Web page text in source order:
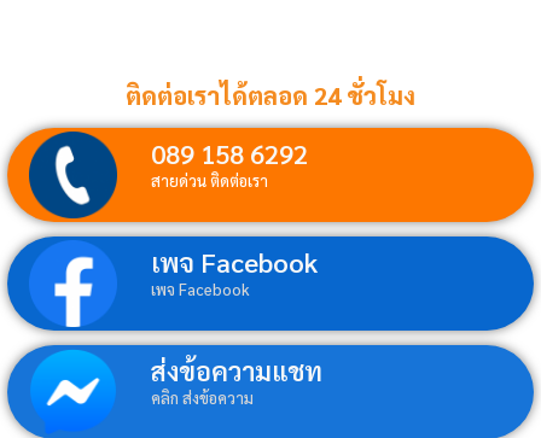
ติดต่อเราได้ตลอด 24 ชั่วโมง
089 158 6292
สายด่วน ติดต่อเรา
เพจ Facebook
เพจ Facebook
ส่งข้อความแชท
คลิก ส่งข้อความ